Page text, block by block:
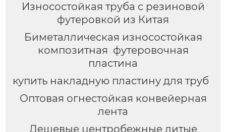
Износостойкая труба с резиновой
футеровкой из Китая
Биметаллическая износостойкая
композитная футеровочная
пластина
купить накладную пластину для труб
Оптовая огнестойкая конвейерная
лента
Дешевые центробежные литые